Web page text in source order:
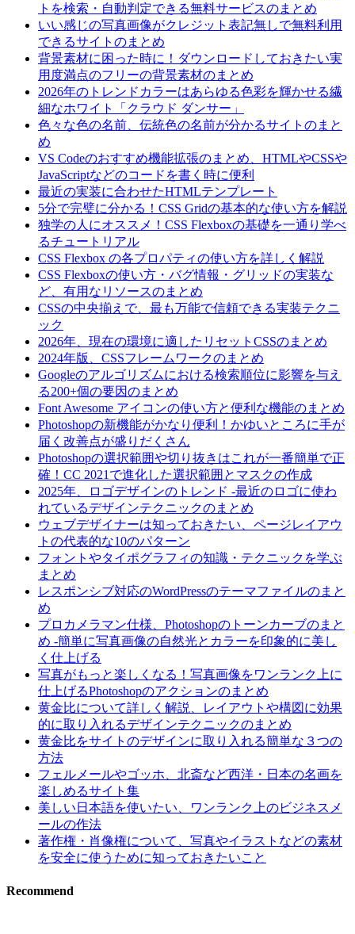
トを検索・自動判定できる無料サービスのまとめ
いい感じの写真画像がクレジット表記無しで無料利用
できるサイトのまとめ
背景素材に困った時に！ダウンロードしておきたい実
用度満点のフリーの背景素材のまとめ
2026年のトレンドカラーはあらゆる色彩を輝かせる繊
細なホワイト「クラウド ダンサー」
色々な色の名前、伝統色の名前が分かるサイトのまと
め
VS Codeのおすすめ機能拡張のまとめ、HTMLやCSSや
JavaScriptなどのコードを書く時に便利
最近の実装に合わせたHTMLテンプレート
5分で完璧に分かる！CSS Gridの基本的な使い方を解説
独学の人にオススメ！CSS Flexboxの基礎を一通り学べ
るチュートリアル
CSS Flexbox の各プロパティの使い方を詳しく解説
CSS Flexboxの使い方・バグ情報・グリッドの実装な
ど、有用なリソースのまとめ
CSSの中央揃えで、最も万能で信頼できる実装テクニ
ック
2026年、現在の環境に適したリセットCSSのまとめ
2024年版、CSSフレームワークのまとめ
Googleのアルゴリズムにおける検索順位に影響を与え
る200+個の要因のまとめ
Font Awesome アイコンの使い方と便利な機能のまとめ
Photoshopの新機能がかなり便利！かゆいところに手が
届く改善点が盛りだくさん
Photoshopの選択範囲や切り抜きはこれが一番簡単で正
確！CC 2021で進化した選択範囲とマスクの作成
2025年、ロゴデザインのトレンド -最近のロゴに使わ
れているデザインテクニックのまとめ
ウェブデザイナーは知っておきたい、ページレイアウ
トの代表的な10のパターン
フォントやタイポグラフィの知識・テクニックを学ぶ
まとめ
レスポンシブ対応のWordPressのテーマファイルのまと
め
プロカメラマン仕様、Photoshopのトーンカーブのまと
め -簡単に写真画像の自然光とカラーを印象的に美し
く仕上げる
写真がもっと楽しくなる！写真画像をワンランク上に
仕上げるPhotoshopのアクションのまとめ
黄金比について詳しく解説、レイアウトや構図に効果
的に取り入れるデザインテクニックのまとめ
黄金比をサイトのデザインに取り入れる簡単な３つの
方法
フェルメールやゴッホ、北斎など西洋・日本の名画を
楽しめるサイト集
美しい日本語を使いたい、ワンランク上のビジネスメ
ールの作法
著作権・肖像権について、写真やイラストなどの素材
を安全に使うために知っておきたいこと
Recommend